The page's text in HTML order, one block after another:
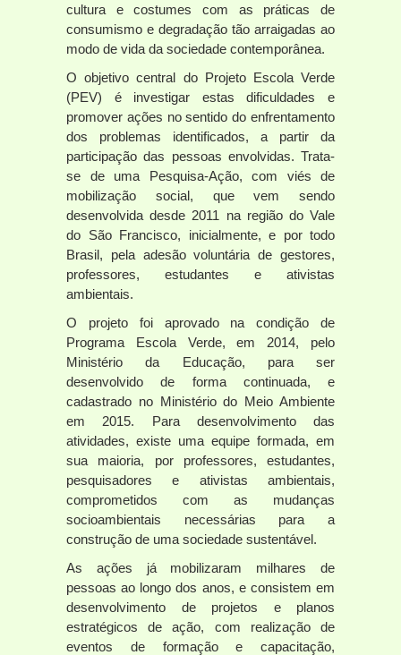
cultura e costumes com as práticas de
consumismo e degradação tão arraigadas ao
modo de vida da sociedade contemporânea.
O objetivo central do Projeto Escola Verde
(PEV) é investigar estas dificuldades e
promover ações no sentido do enfrentamento
dos problemas identificados, a partir da
participação das pessoas envolvidas. Trata-
se de uma Pesquisa-Ação, com viés de
mobilização social, que vem sendo
desenvolvida desde 2011 na região do Vale
do São Francisco, inicialmente, e por todo
Brasil, pela adesão voluntária de gestores,
professores, estudantes e ativistas
ambientais.
O projeto foi aprovado na condição de
Programa Escola Verde, em 2014, pelo
Ministério da Educação, para ser
desenvolvido de forma continuada, e
cadastrado no Ministério do Meio Ambiente
em 2015. Para desenvolvimento das
atividades, existe uma equipe formada, em
sua maioria, por professores, estudantes,
pesquisadores e ativistas ambientais,
comprometidos com as mudanças
socioambientais necessárias para a
construção de uma sociedade sustentável.
As ações já mobilizaram milhares de
pessoas ao longo dos anos, e consistem em
desenvolvimento de projetos e planos
estratégicos de ação, com realização de
eventos de formação e capacitação,